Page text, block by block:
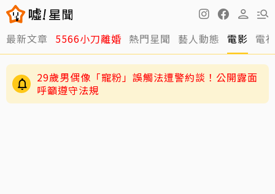
最新文章 5566小刀離婚 熱門星聞 藝人動態 電影 電
29歲男偶像「寵粉」誤觸法遭警約談！公開露面
呼籲遵守法規